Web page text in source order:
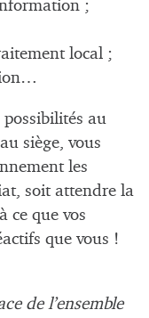
;
local ;
au
siège, vous
les
soit attendre la
ce que vos
que vous !
de l’ensemble